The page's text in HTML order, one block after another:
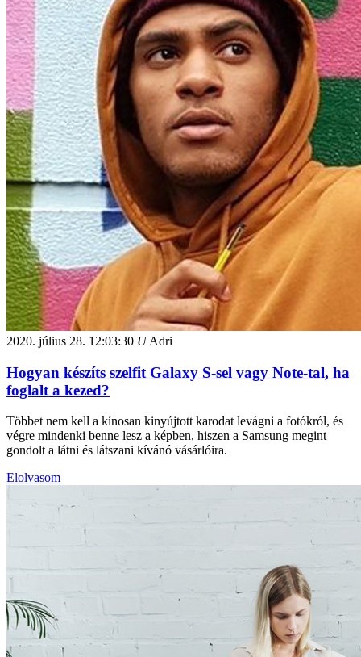
2020. július 28. 12:03:30 UAdri
Hogyan készíts szelfit Galaxy S-sel vagy Note-tal, ha
foglalt a kezed?
Többet nem kell a kínosan kinyújtott karodat levágni a fotókról, és
végre mindenki benne lesz a képben, hiszen a Samsung megint
gondolt a látni és látszani kívánó vásárlóira.
Elolvasom